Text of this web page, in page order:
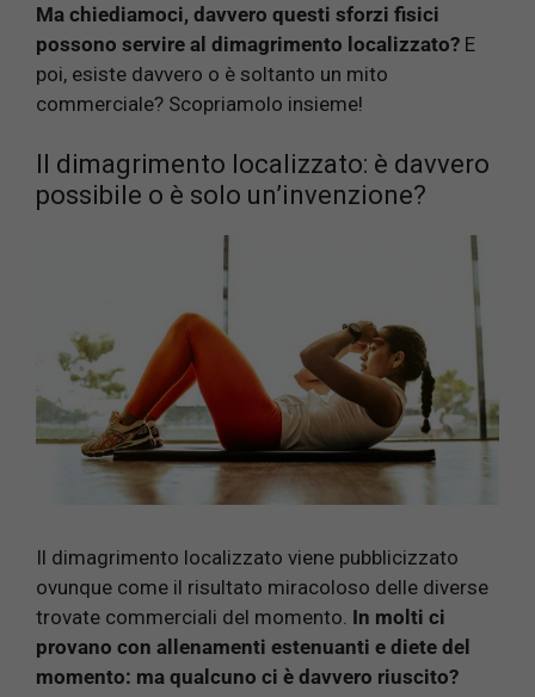
Ma chiediamoci, davvero questi sforzi fisici
possono servire al dimagrimento localizzato? E
poi, esiste davvero o è soltanto un mito
commerciale? Scopriamolo insieme!
Il dimagrimento localizzato: è davvero
possibile o è solo un’invenzione?
Il dimagrimento localizzato viene pubblicizzato
ovunque come il risultato miracoloso delle diverse
trovate commerciali del momento. In molti ci
provano con allenamenti estenuanti e diete del
momento: ma qualcuno ci è davvero riuscito?